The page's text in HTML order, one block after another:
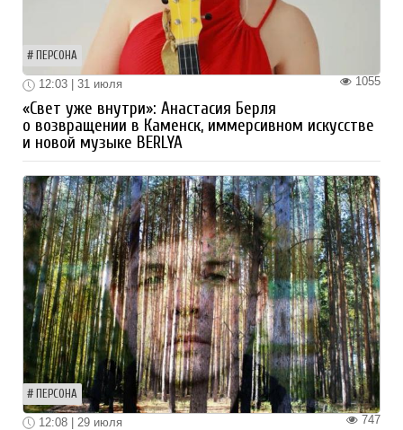
ПЕРСОНА
1055
12:03 | 31 июля
«Свет уже внутри»: Анастасия Берля
о возвращении в Каменск, иммерсивном искусстве
и новой музыке BERLYA
ПЕРСОНА
747
12:08 | 29 июля